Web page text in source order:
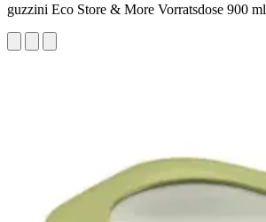
guzzini Eco Store & More Vorratsdose 900 ml